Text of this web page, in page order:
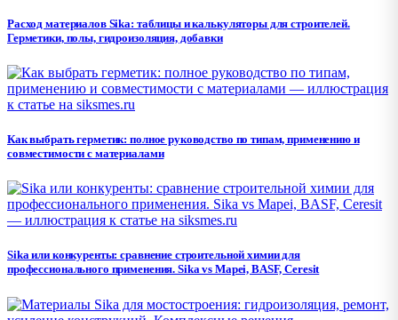
Расход материалов Sika: таблицы и калькуляторы для строителей.
Герметики, полы, гидроизоляция, добавки
Как выбрать герметик: полное руководство по типам, применению и
совместимости с материалами
Sika или конкуренты: сравнение строительной химии для
профессионального применения. Sika vs Mapei, BASF, Ceresit